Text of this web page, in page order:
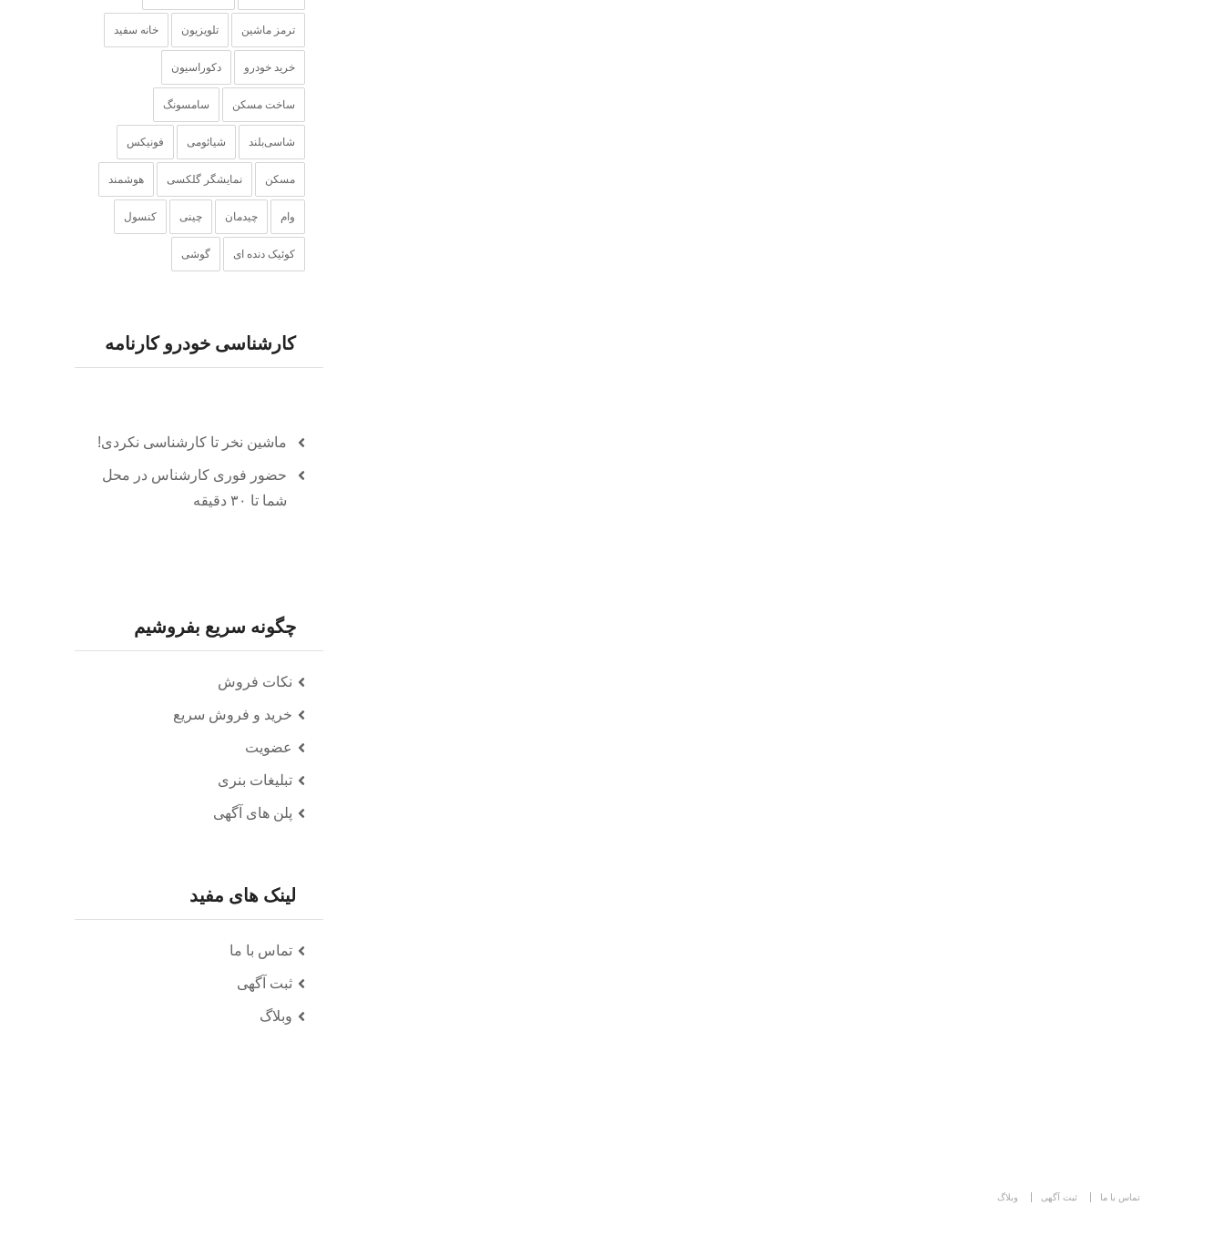
ترمز ماشین تلویزیون خانه سفید
خرید خودرو دکوراسیون
ساخت مسکن سامسونگ
شاسی‌بلند شیائومی فونیکس
مسکن نمایشگر گلکسی هوشمند
وام چیدمان چینی کنسول
کوئیک دنده ای گوشی‌
کارشناسی خودرو کارنامه
ماشین نخر تا کارشناسی نکردی!
حضور فوری کارشناس در محل
شما تا ۳۰ دقیقه
چگونه سریع بفروشیم
نکات فروش
خرید و فروش سریع
عضویت
تبلیغات بنری
پلن های آگهی
لینک های مفید
تماس با ما
ثبت آگهی
وبلاگ
تماس با ما ثبت آگهی وبلاگ